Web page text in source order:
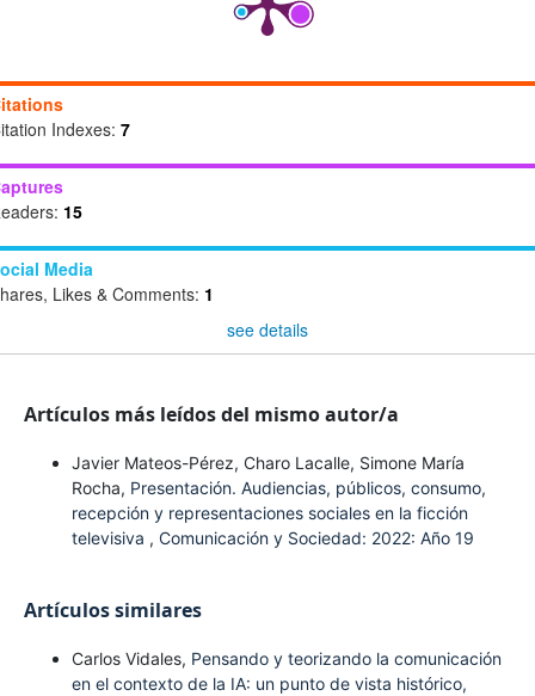
Indexes: 7
15
Media
Likes & Comments: 1
see details
Artículos más leídos del mismo autor/a
Javier Mateos-Pérez, Charo Lacalle, Simone María
Rocha, Presentación. Audiencias, públicos, consumo,
recepción y representaciones sociales en la ficción
televisiva , Comunicación y Sociedad: 2022: Año 19
Artículos similares
Carlos Vidales, Pensando y teorizando la comunicación
en el contexto de la IA: un punto de vista histórico,